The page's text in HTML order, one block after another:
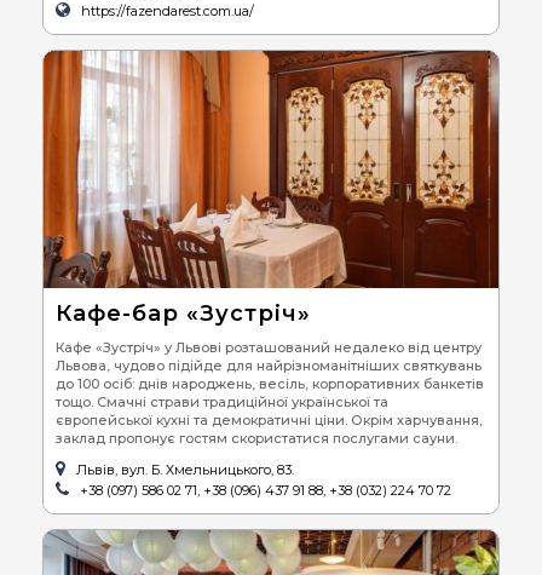
https://fazendarest.com.ua/
Кафе-бар «Зустріч»
Кафе «Зустріч» у Львові розташований недалеко від центру
Львова, чудово підійде для найрізноманітніших святкувань
до 100 осіб: днів народжень, весіль, корпоративних банкетів
тощо. Смачні страви традиційної української та
європейської кухні та демократичні ціни. Окрім харчування,
заклад пропонує гостям скористатися послугами сауни.
Львів, вул. Б. Хмельницького, 83.
+38 (097) 586 02 71, +38 (096) 437 91 88, +38 (032) 224 70 72